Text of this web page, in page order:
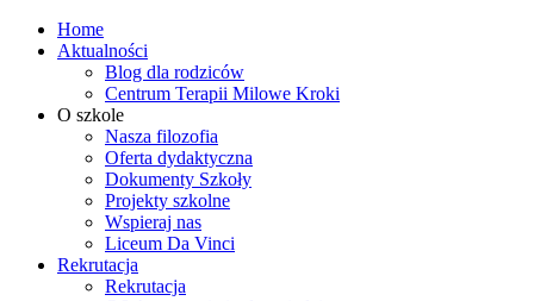
Home
Aktualności
Blog dla rodziców
Centrum Terapii Milowe Kroki
O szkole
Nasza filozofia
Oferta dydaktyczna
Dokumenty Szkoły
Projekty szkolne
Wspieraj nas
Liceum Da Vinci
Rekrutacja
Rekrutacja